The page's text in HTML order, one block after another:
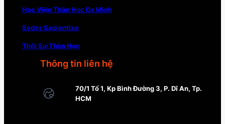
Học Viện Thần Học Đa Minh
Sedes Sapientiae
Thời Sự Thần Học
Thông tin liên hệ
70/1 Tổ 1, Kp Bình Đường 3, P. Dĩ An, Tp.
HCM